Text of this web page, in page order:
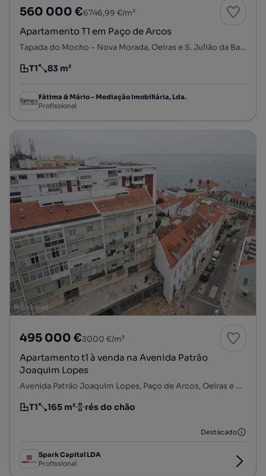
560 000 €6746,99 €/m²
Apartamento T1 em Paço de Arcos
Tapada do Mocho - Nova Morada, Oeiras e S. Julião da Barra, Paço de Arcos e Caxias, Oeiras, Lisboa
Tipologia
T1
Preço por metro quadrado
83 m²
Fátima & Mário - Mediação Imobiliária, Lda.
Profissional
495 000 €3000 €/m²
Apartamento t1 à venda na Avenida Patrão
Joaquim Lopes
Avenida Patrão Joaquim Lopes, Paço de Arcos, Oeiras e S. Julião da Barra, Paço de Arcos e Caxias, Oeiras, Lisboa
Tipologia
T1
Preço por metro quadrado
165 m²
Andar rés do chão
Destacado
Spark Capital LDA
Profissional